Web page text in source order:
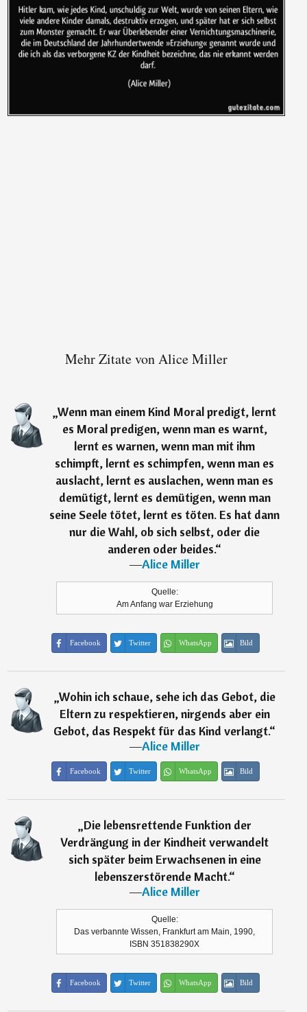
Mehr Zitate von Alice Miller
„Wenn man einem Kind Moral predigt, lernt
es Moral predigen, wenn man es warnt,
lernt es warnen, wenn man mit ihm
schimpft, lernt es schimpfen, wenn man es
auslacht, lernt es auslachen, wenn man es
demütigt, lernt es demütigen, wenn man
seine Seele tötet, lernt es töten. Es hat dann
nur die Wahl, ob sich selbst, oder die
anderen oder beides.“
―Alice Miller
Quelle:
Am Anfang war Erziehung
Facebook Twitter WhatsApp Bild
„Wohin ich schaue, sehe ich das Gebot, die
Eltern zu respektieren, nirgends aber ein
Gebot, das Respekt für das Kind verlangt.“
―Alice Miller
Facebook Twitter WhatsApp Bild
„Die lebensrettende Funktion der
Verdrängung in der Kindheit verwandelt
sich später beim Erwachsenen in eine
lebenszerstörende Macht.“
―Alice Miller
Quelle:
Das verbannte Wissen, Frankfurt am Main, 1990,
ISBN 351838290X
Facebook Twitter WhatsApp Bild